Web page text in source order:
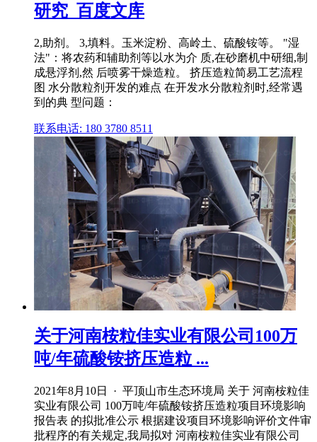
研究_百度文库
2,助剂。 3,填料。玉米淀粉、高岭土、硫酸铵等。 "湿
法"：将农药和辅助剂等以水为介 质,在砂磨机中研细,制
成悬浮剂,然 后喷雾干燥造粒。 挤压造粒简易工艺流程
图 水分散粒剂开发的难点 在开发水分散粒剂时,经常遇
到的典 型问题：
联系电话: 180 3780 8511
关于河南桉粒佳实业有限公司100万
吨/年硫酸铵挤压造粒 ...
2021年8月10日 · 平顶山市生态环境局 关于 河南桉粒佳
实业有限公司 100万吨/年硫酸铵挤压造粒项目环境影响
报告表 的拟批准公示 根据建设项目环境影响评价文件审
批程序的有关规定,我局拟对 河南桉粒佳实业有限公司